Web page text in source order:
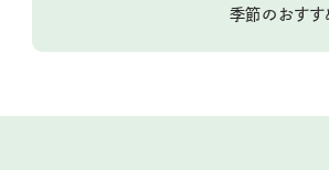
季節のおすす